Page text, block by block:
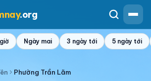
.org
Ngày mai 3 ngày tới 5 ngày tới
Phường Trần Lãm